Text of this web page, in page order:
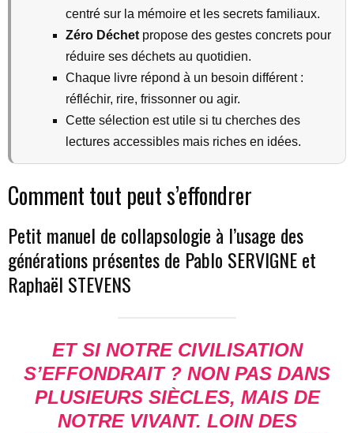
centré sur la mémoire et les secrets familiaux.
Zéro Déchet propose des gestes concrets pour
réduire ses déchets au quotidien.
Chaque livre répond à un besoin différent :
réfléchir, rire, frissonner ou agir.
Cette sélection est utile si tu cherches des
lectures accessibles mais riches en idées.
Comment tout peut s’effondrer
Petit manuel de collapsologie à l’usage des
générations présentes de Pablo SERVIGNE et
Raphaël STEVENS
ET SI NOTRE CIVILISATION
S’EFFONDRAIT ? NON PAS DANS
PLUSIEURS SIÈCLES, MAIS DE
NOTRE VIVANT. LOIN DES